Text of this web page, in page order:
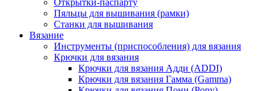
Открытки-паспарту
Пяльцы для вышивания (рамки)
Станки для вышивания
Вязание
Инструменты (приспособления) для вязания
Крючки для вязания
Крючки для вязания Адди (ADDI)
Крючки для вязания Гамма (Gamma)